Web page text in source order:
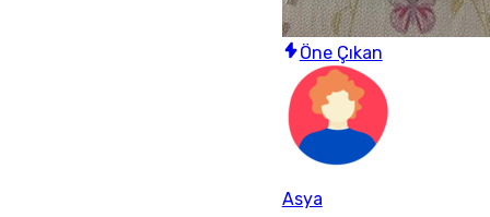
Öne Çıkan
Asya